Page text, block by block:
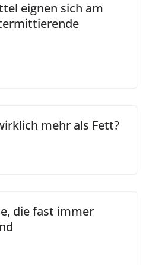
eignen sich am
mehr als Fett?
die fast immer